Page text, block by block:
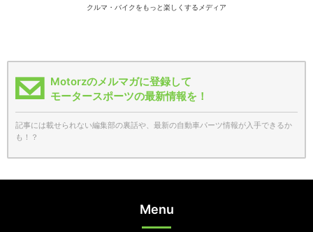
クルマ・バイクをもっと楽しくするメディア
Motorzのメルマガに登録して
モータースポーツの最新情報を！
記事には載せられない編集部の裏話や、最新の自動車パーツ情報が入手できるか
も！？
Menu